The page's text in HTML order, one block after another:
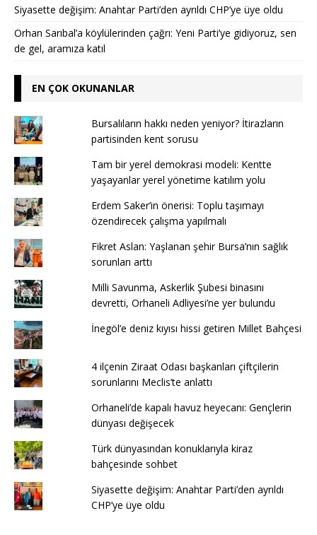
Siyasette değişim: Anahtar Parti’den ayrıldı CHP’ye üye oldu
Orhan Sarıbal’a köylülerinden çağrı: Yeni Parti’ye gidiyoruz, sen
de gel, aramıza katıl
EN ÇOK OKUNANLAR
Bursalıların hakkı neden yeniyor? İtirazların
partisinden kent sorusu
Tam bir yerel demokrasi modeli: Kentte
yaşayanlar yerel yönetime katılım yolu
Erdem Saker’in önerisi: Toplu taşımayı
özendirecek çalışma yapılmalı
Fikret Aslan: Yaşlanan şehir Bursa’nın sağlık
sorunları arttı
Milli Savunma, Askerlik Şubesi binasını
devretti, Orhaneli Adliyesi’ne yer bulundu
İnegöl’e deniz kıyısı hissi getiren Millet Bahçesi
4 ilçenin Ziraat Odası başkanları çiftçilerin
sorunlarını Meclis’te anlattı
Orhaneli’de kapalı havuz heyecanı: Gençlerin
dünyası değişecek
Türk dünyasından konuklarıyla kiraz
bahçesinde sohbet
Siyasette değişim: Anahtar Parti’den ayrıldı
CHP’ye üye oldu